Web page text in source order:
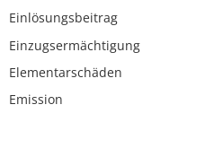
Einlösungsbeitrag
Einzugsermächtigung
Elementarschäden
Emission